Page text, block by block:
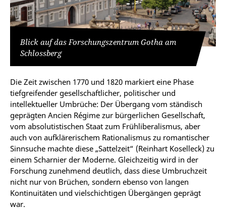
Blick auf das Forschungszentrum Gotha am
Schlossberg
Die Zeit zwischen 1770 und 1820 markiert eine Phase
tiefgreifender gesellschaftlicher, politischer und
intellektueller Umbrüche: Der Übergang vom ständisch
geprägten Ancien Régime zur bürgerlichen Gesellschaft,
vom absolutistischen Staat zum Frühliberalismus, aber
auch von aufklärerischem Rationalismus zu romantischer
Sinnsuche machte diese „Sattelzeit“ (Reinhart Koselleck) zu
einem Scharnier der Moderne. Gleichzeitig wird in der
Forschung zunehmend deutlich, dass diese Umbruchzeit
nicht nur von Brüchen, sondern ebenso von langen
Kontinuitäten und vielschichtigen Übergängen geprägt
war.